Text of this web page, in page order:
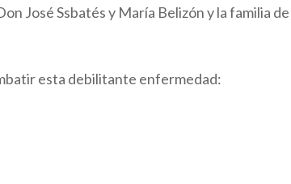
José Ssbatés y María Belizón y la familia de
esta debilitante enfermedad: